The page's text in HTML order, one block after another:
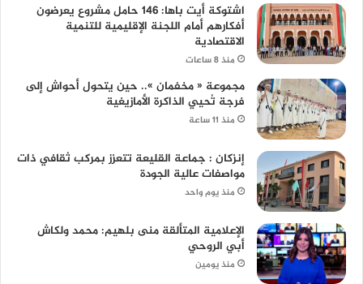
اشتوكة أيت باها: 146 حامل مشروع يعرضون
أفكارهم أمام اللجنة الإقليمية للتنمية
الاقتصادية
منذ 8 ساعات
مجموعة « مخفمان ».. حين يتحول أحواش إلى
فرجة تُحيي الذاكرة الأمازيغية
منذ 11 ساعة
إنزكان : جماعة القليعة تتعزز بمركب ثقافي ذات
مواصفات عالية الجودة
منذ يوم واحد
الإعلامية المتألقة منى بلهيم: محمد ولكاش
أبي الروحي
منذ يومين